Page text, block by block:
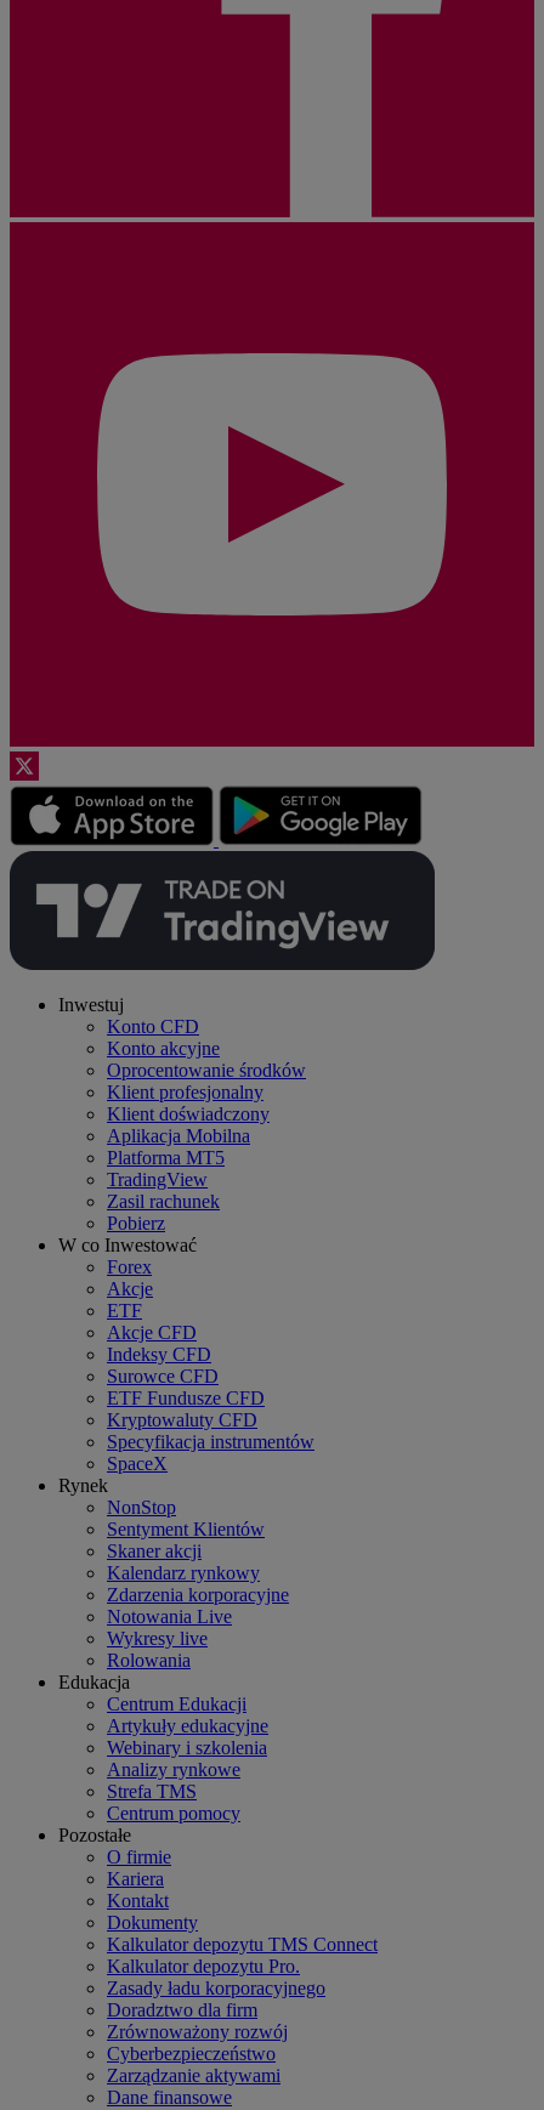
Inwestuj
Konto CFD
Konto akcyjne
Oprocentowanie środków
Klient profesjonalny
Klient doświadczony
Aplikacja Mobilna
Platforma MT5
TradingView
Zasil rachunek
Pobierz
W co Inwestować
Forex
Akcje
ETF
Akcje CFD
Indeksy CFD
Surowce CFD
ETF Fundusze CFD
Kryptowaluty CFD
Specyfikacja instrumentów
SpaceX
Rynek
NonStop
Sentyment Klientów
Skaner akcji
Kalendarz rynkowy
Zdarzenia korporacyjne
Notowania Live
Wykresy live
Rolowania
Edukacja
Centrum Edukacji
Artykuły edukacyjne
Webinary i szkolenia
Analizy rynkowe
Strefa TMS
Centrum pomocy
Pozostałe
O firmie
Kariera
Kontakt
Dokumenty
Kalkulator depozytu TMS Connect
Kalkulator depozytu Pro.
Zasady ładu korporacyjnego
Doradztwo dla firm
Zrównoważony rozwój
Cyberbezpieczeństwo
Zarządzanie aktywami
Dane finansowe